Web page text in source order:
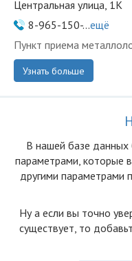
Центральная улица, 1К
8-965-150-...ещё
Пункт приема
Узнать больше
В нашей базе данных
параметрами, которые
другими параметрами
Ну а если вы точно
существует, то